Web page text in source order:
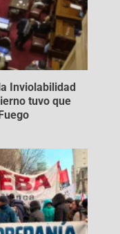
Inviolabilidad
tuvo que